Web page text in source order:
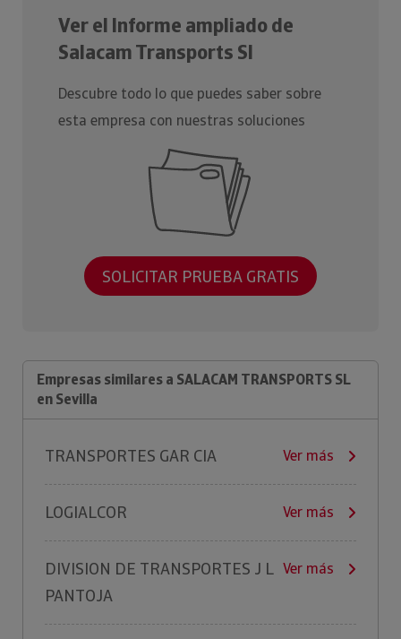
Ver el Informe ampliado de
Salacam Transports Sl
Descubre todo lo que puedes saber sobre
esta empresa con nuestras soluciones
SOLICITAR PRUEBA GRATIS
Empresas similares a SALACAM TRANSPORTS SL
en Sevilla
TRANSPORTES GAR CIA Ver más
LOGIALCOR Ver más
DIVISION DE TRANSPORTES J L
PANTOJA
Ver más